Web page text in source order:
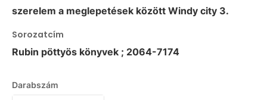
szerelem a meglepetések között Windy city 3.
Sorozatcím
Rubin pöttyös könyvek ; 2064-7174
Darabszám